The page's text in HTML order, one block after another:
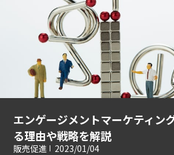
エンゲージメントマーケティン
る理由や戦略を解説
販売促進 2023/01/04